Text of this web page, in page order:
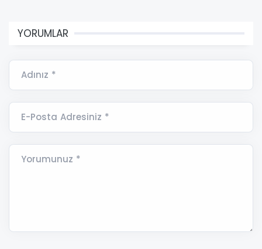
YORUMLAR
Adınız *
E-Posta Adresiniz *
Yorumunuz *